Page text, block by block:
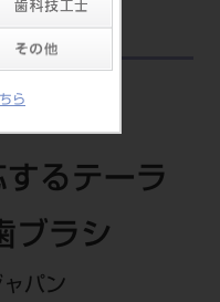
ら
るテーラ
ブラシ
パン